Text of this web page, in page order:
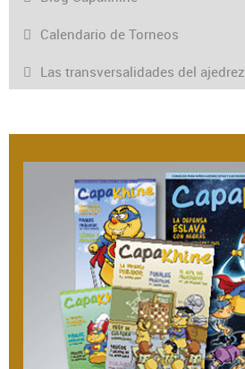
Calendario de Torneos
Las transversalidades del ajedrez